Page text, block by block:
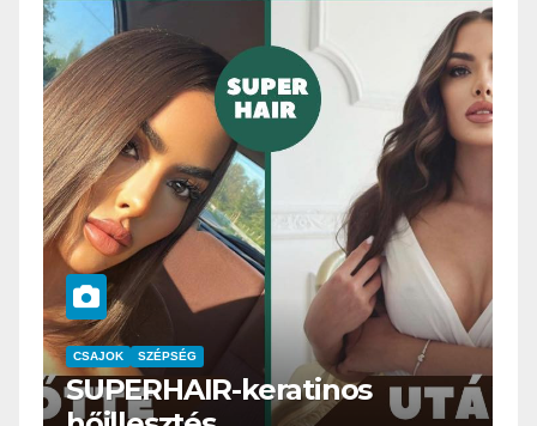
CSAJOK SMINK SZÉPSÉG
Szemöldök laminálás-az